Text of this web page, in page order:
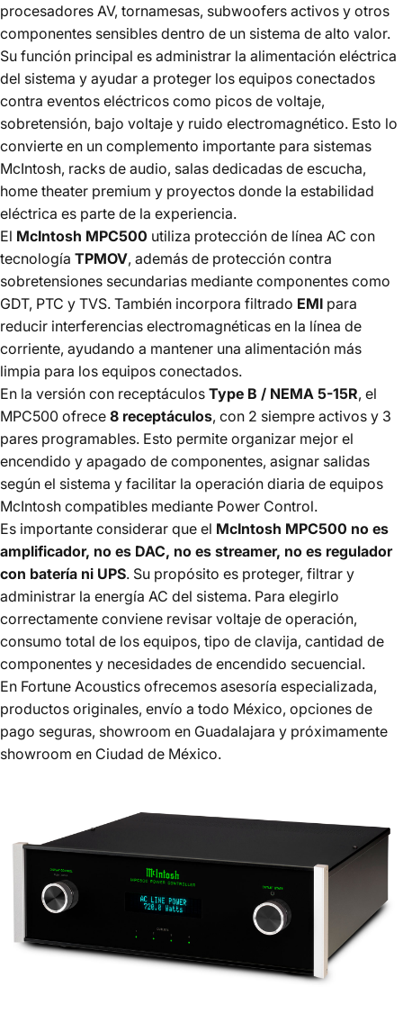
procesadores AV, tornamesas, subwoofers activos y otros
componentes sensibles dentro de un sistema de alto valor.
Su función principal es administrar la alimentación eléctrica
del sistema y ayudar a proteger los equipos conectados
contra eventos eléctricos como picos de voltaje,
sobretensión, bajo voltaje y ruido electromagnético. Esto lo
convierte en un complemento importante para sistemas
McIntosh, racks de audio, salas dedicadas de escucha,
home theater premium y proyectos donde la estabilidad
eléctrica es parte de la experiencia.
El McIntosh MPC500 utiliza protección de línea AC con
tecnología TPMOV, además de protección contra
sobretensiones secundarias mediante componentes como
GDT, PTC y TVS. También incorpora filtrado EMI para
reducir interferencias electromagnéticas en la línea de
corriente, ayudando a mantener una alimentación más
limpia para los equipos conectados.
En la versión con receptáculos Type B / NEMA 5-15R, el
MPC500 ofrece 8 receptáculos, con 2 siempre activos y 3
pares programables. Esto permite organizar mejor el
encendido y apagado de componentes, asignar salidas
según el sistema y facilitar la operación diaria de equipos
McIntosh compatibles mediante Power Control.
Es importante considerar que el McIntosh MPC500 no es
amplificador, no es DAC, no es streamer, no es regulador
con batería ni UPS. Su propósito es proteger, filtrar y
administrar la energía AC del sistema. Para elegirlo
correctamente conviene revisar voltaje de operación,
consumo total de los equipos, tipo de clavija, cantidad de
componentes y necesidades de encendido secuencial.
En Fortune Acoustics ofrecemos asesoría especializada,
productos originales, envío a todo México, opciones de
pago seguras, showroom en Guadalajara y próximamente
showroom en Ciudad de México.